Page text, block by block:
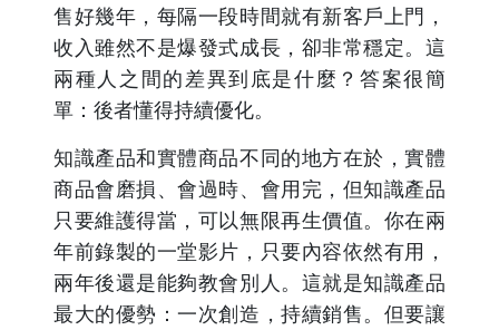
售好幾年，每隔一段時間就有新客戶上門，
收入雖然不是爆發式成長，卻非常穩定。這
兩種人之間的差異到底是什麼？答案很簡
單：後者懂得持續優化。
知識產品和實體商品不同的地方在於，實體
商品會磨損、會過時、會用完，但知識產品
只要維護得當，可以無限再生價值。你在兩
年前錄製的一堂影片，只要內容依然有用，
兩年後還是能夠教會別人。這就是知識產品
最大的優勢：一次創造，持續銷售。但要讓